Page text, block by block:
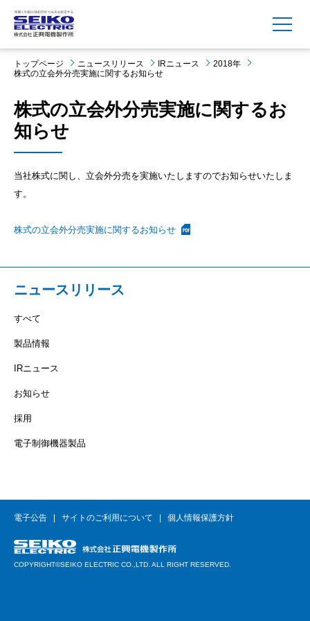
MENU
トップページ ニュースリリース IRニュース
2018年
株式の立会外分売実施に関するお知らせ
株式の立会外分売実施に関するお
知らせ
当社株式に関し、立会外分売を実施いたしますのでお知らせいたしま
す。
株式の立会外分売実施に関するお知らせ
ニュースリリース
すべて
製品情報
IRニュース
お知らせ
採用
電子制御機器製品
電子公告 サイトのご利用について 個人情報保護方針
COPYRIGHT©SEIKO ELECTRIC CO.,LTD. ALL RIGHT RESERVED.